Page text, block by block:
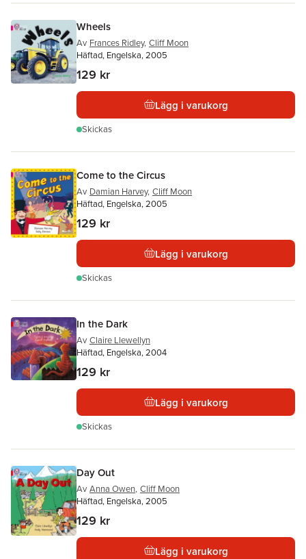
Wheels
Av Frances Ridley, Cliff Moon
Häftad, Engelska, 2005
129 kr
Lägg i varukorg
Skickas
Come to the Circus
Av Damian Harvey, Cliff Moon
Häftad, Engelska, 2005
129 kr
Lägg i varukorg
Skickas
In the Dark
Av Claire Llewellyn
Häftad, Engelska, 2004
129 kr
Lägg i varukorg
Skickas
Day Out
Av Anna Owen, Cliff Moon
Häftad, Engelska, 2005
129 kr
Lägg i varukorg